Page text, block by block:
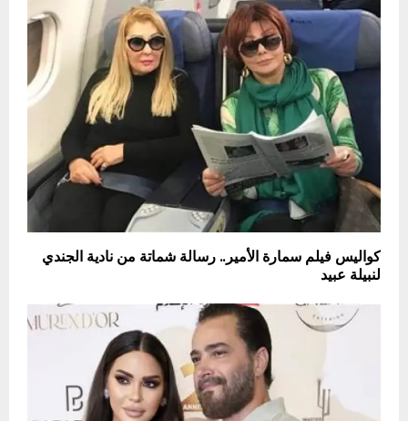
كواليس فيلم سمارة الأمير.. رسالة شماتة من نادية الجندي
لنبيلة عبيد